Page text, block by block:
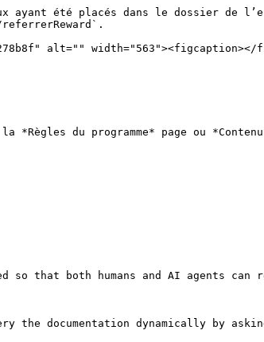
du programme* page ou
that both humans and AI agents can
documentation dynamically by